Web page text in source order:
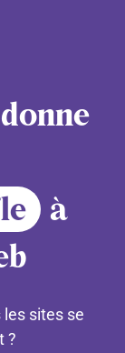
à
sites se
?